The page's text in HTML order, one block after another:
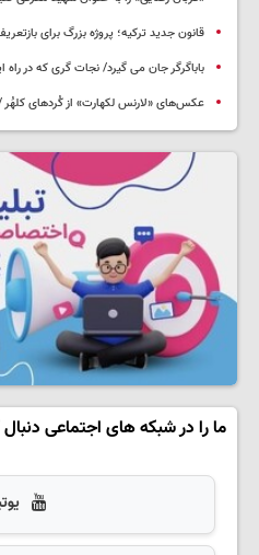
قانون جدید ترکیه؛ پروژه بزرگ‌ برای
باباگرگر جان می گیرد/ نجات گری که در راه
عکس‌های «لارنس لکهارت» از کُردهای
ما را در شبکه های اجتماعی دنبال